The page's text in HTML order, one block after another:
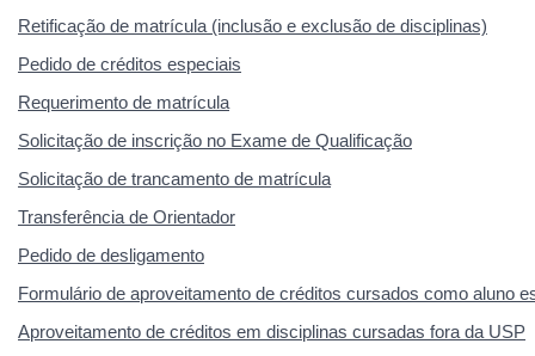
Retificação de matrícula (inclusão e exclusão de disciplinas)
Pedido de créditos especiais
Requerimento de matrícula
Solicitação de inscrição no Exame de Qualificação
Solicitação de trancamento de matrícula
Transferência de Orientador
Pedido de desligamento
Formulário de aproveitamento de créditos cursados como aluno
Aproveitamento de créditos em disciplinas cursadas fora da USP